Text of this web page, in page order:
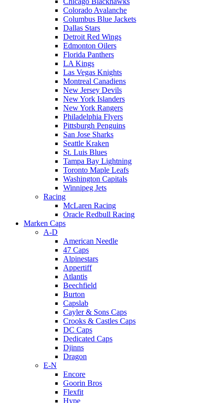
Colorado Avalanche
Columbus Blue Jackets
Dallas Stars
Detroit Red Wings
Edmonton Oilers
Florida Panthers
LA Kings
Las Vegas Knights
Montreal Canadiens
New Jersey Devils
New York Islanders
New York Rangers
Philadelphia Flyers
Pittsburgh Penguins
San Jose Sharks
Seattle Kraken
St. Luis Blues
Tampa Bay Lightning
Toronto Maple Leafs
Washington Capitals
Winnipeg Jets
Racing
McLaren Racing
Oracle Redbull Racing
Marken Caps
A-D
American Needle
47 Caps
Alpinestars
Appertiff
Atlantis
Beechfield
Burton
Capslab
Cayler & Sons Caps
Crooks & Castles Caps
DC Caps
Dedicated Caps
Djinns
Dragon
E-N
Encore
Goorin Bros
Flexfit
Hype